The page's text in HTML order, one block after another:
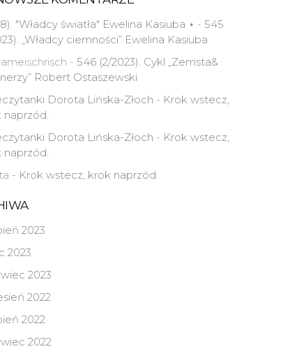
"Władcy światła" Ewelina Kasiuba ⋆ - 545
„Władcy ciemności” Ewelina Kasiuba
- 546 (2/2023). Cykl „Zemsta&
Robert Ostaszewski
Dorota Lińska-Złoch - Krok wstecz,
naprzód.
Dorota Lińska-Złoch - Krok wstecz,
naprzód.
- Krok wstecz, krok naprzód.
2023
2023
2023
2022
2022
2022